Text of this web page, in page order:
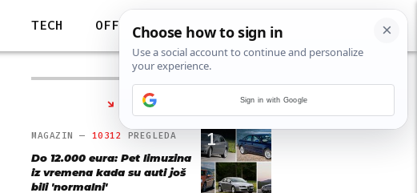
TECH OFF
NAJČITANIJE
1
MAGAZIN — 10312 PREGLEDA
Do 12.000 eura: Pet limuzina
iz vremena kada su auti još
bili 'normalni'
Sign in with Google